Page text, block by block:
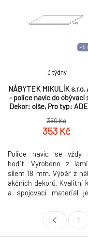
síle 18mm. Výběr
dekorů. Kvalitní
spojovací materiál je
45
NÁBYTEK MIKULÍK s.r.o.
- police navíc do obývací
Dekor: olše, Pro typ:
3 týdny
360 Kč
353 Kč
Police navíc se vždy
hodit. Vyrobeno z
sílem 18 mm. Výběr z
akčních dekorů. Kvalitní
a spojovací materiál
vyjma ochranných krytek.
1